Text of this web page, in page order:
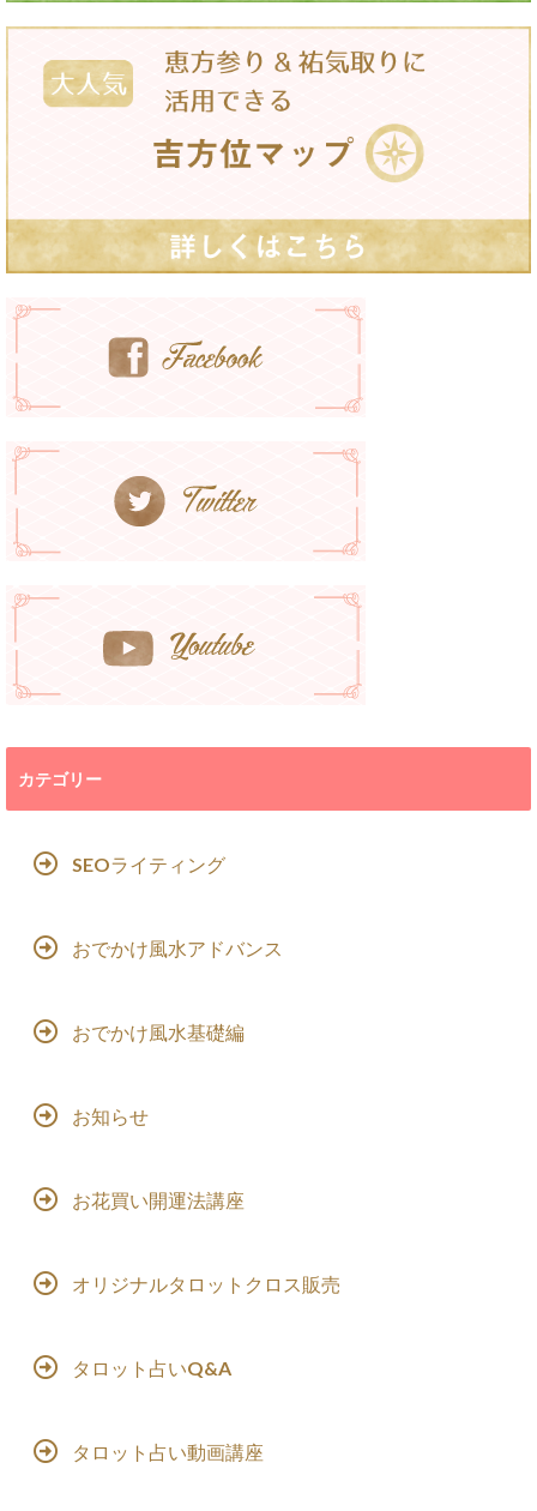
カテゴリー
SEOライティング
おでかけ風水アドバンス
おでかけ風水基礎編
お知らせ
お花買い開運法講座
オリジナルタロットクロス販売
タロット占いQ&A
タロット占い動画講座